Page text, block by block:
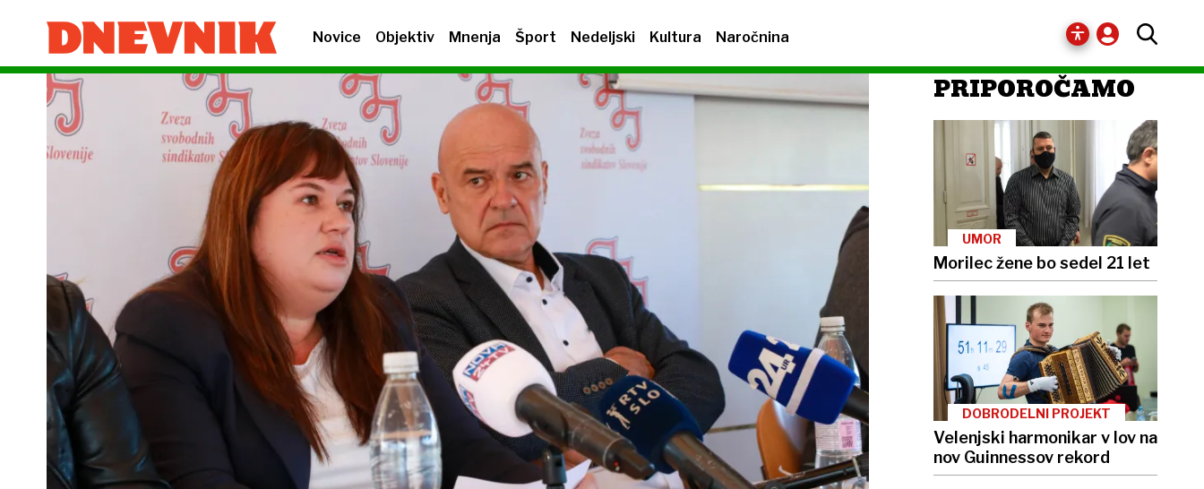
Novice Objektiv Mnenja Šport Nedeljski Kultura Naročnina
PRIPOROČAMO
UMOR
Morilec žene bo sedel 21 let
DOBRODELNI PROJEKT
Velenjski harmonikar v lov na
nov Guinnessov rekord